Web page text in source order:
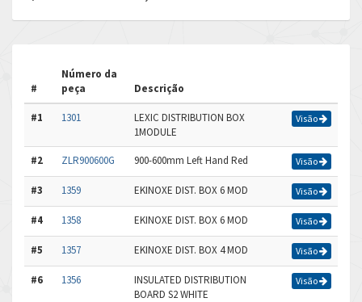
#
Número da
peça
Descrição
#1 1301
LEXIC DISTRIBUTION BOX
1MODULE
Visão
#2 ZLR900600G 900-600mm Left Hand Red Visão
#3 1359 EKINOXE DIST. BOX 6 MOD Visão
#4 1358 EKINOXE DIST. BOX 6 MOD Visão
#5 1357 EKINOXE DIST. BOX 4 MOD Visão
#6 1356
INSULATED DISTRIBUTION
BOARD S2 WHITE
Visão